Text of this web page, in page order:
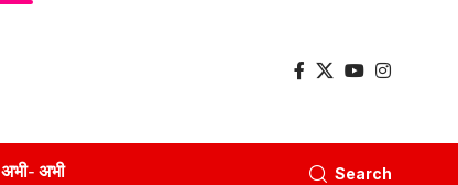
अभी- अभी Search